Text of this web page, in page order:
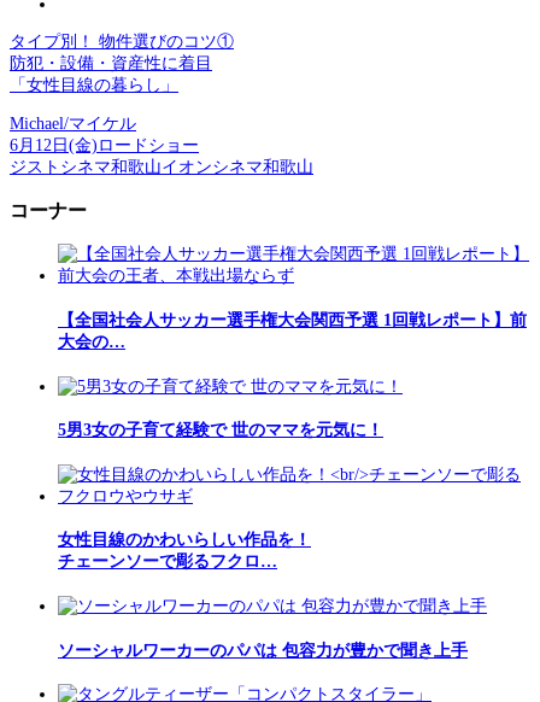
タイプ別！ 物件選びのコツ①
防犯・設備・資産性に着目
「女性目線の暮らし」
Michael/マイケル
6月12日(金)ロードショー
ジストシネマ和歌山イオンシネマ和歌山
コーナー
【全国社会人サッカー選手権大会関西予選 1回戦レポート】前
大会の…
5男3女の子育て経験で 世のママを元気に！
女性目線のかわいらしい作品を！
チェーンソーで彫るフクロ…
ソーシャルワーカーのパパは 包容力が豊かで聞き上手